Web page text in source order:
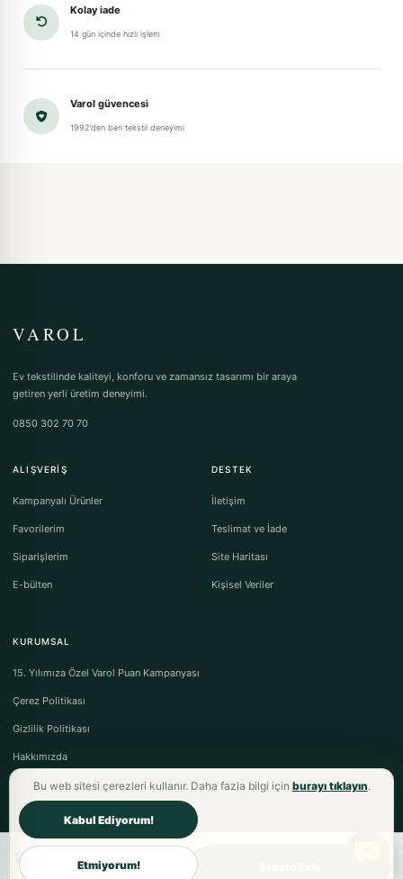
Kolay iade
14 gün içinde hızlı işlem
Varol güvencesi
1992'den beri tekstil deneyimi
116,00TL
%15 fiyat avantajı
VAROL
Ev tekstilinde kaliteyi, konforu ve zamansız tasarımı bir araya
getiren yerli üretim deneyimi.
0850 302 70 70
ALIŞVERIŞ
Kampanyalı Ürünler
Favorilerim
Siparişlerim
E-bülten
DESTEK
İletişim
Teslimat ve İade
Site Haritası
Kişisel Veriler
KURUMSAL
15. Yılımıza Özel Varol Puan Kampanyası
Çerez Politikası
Gizlilik Politikası
Hakkımızda
Varol Tekstil Ev Tekstili © 2026 - Tüm Hakları Saklıdır.
Mesafeli Satış Sözleşmesi·Ön Bilgilendirme Formu
Bu web sitesi çerezleri kullanır. Daha fazla bilgi için burayı tıklayın.
Kabul Ediyorum!
Etmiyorum!